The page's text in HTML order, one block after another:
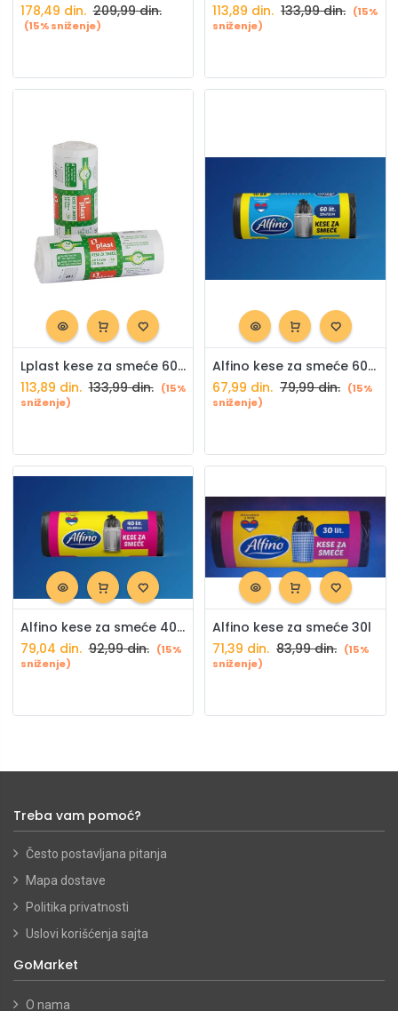
178,49 din. 209,99din.
(15% sniženje)
113,89 din. 133,99din. (15%
sniženje)
Lplast kese za smeće 60L 20/1
113,89 din. 133,99din. (15%
sniženje)
Alfino kese za smeće 60l 10/1
67,99 din. 79,99din. (15%
sniženje)
Alfino kese za smeće 40l vrpca 10/1
79,04 din. 92,99din. (15%
sniženje)
Alfino kese za smeće 30l
71,39 din. 83,99din. (15%
sniženje)
Treba vam pomoć?
Često postavljana pitanja
Mapa dostave
Politika privatnosti
Uslovi korišćenja sajta
GoMarket
O nama